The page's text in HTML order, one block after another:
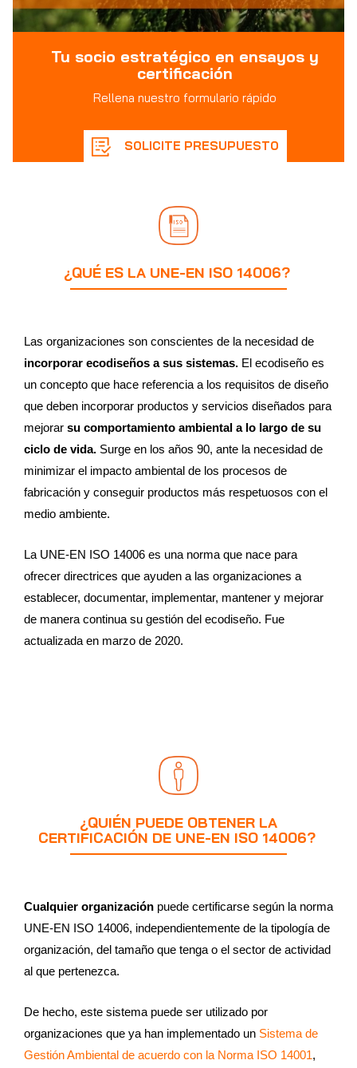
Tu socio estratégico en ensayos y
certificación
Rellena nuestro formulario rápido
SOLICITE PRESUPUESTO
¿QUÉ ES LA UNE-EN ISO 14006?
Las organizaciones son conscientes de la necesidad de
incorporar ecodiseños a sus sistemas. El ecodiseño es
un concepto que hace referencia a los requisitos de diseño
que deben incorporar productos y servicios diseñados para
mejorar su comportamiento ambiental a lo largo de su
ciclo de vida. Surge en los años 90, ante la necesidad de
minimizar el impacto ambiental de los procesos de
fabricación y conseguir productos más respetuosos con el
medio ambiente.
La UNE-EN ISO 14006 es una norma que nace para
ofrecer directrices que ayuden a las organizaciones a
establecer, documentar, implementar, mantener y mejorar
de manera continua su gestión del ecodiseño. Fue
actualizada en marzo de 2020.
¿QUIÉN PUEDE OBTENER LA
CERTIFICACIÓN DE UNE-EN ISO 14006?
Cualquier organización puede certificarse según la norma
UNE-EN ISO 14006, independientemente de la tipología de
organización, del tamaño que tenga o el sector de actividad
al que pertenezca.
De hecho, este sistema puede ser utilizado por
organizaciones que ya han implementado un Sistema de
Gestión Ambiental de acuerdo con la Norma ISO 14001,